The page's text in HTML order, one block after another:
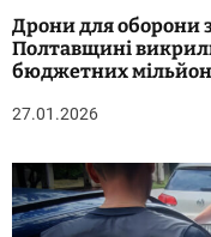
п
и
с
і
в
Дрони для оборони
Полтавщині
бюджетних
27.01.2026